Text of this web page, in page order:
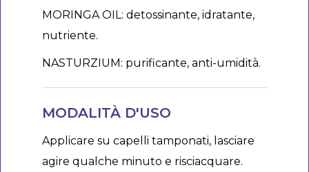
MORINGA OIL: detossinante, idratante,
nutriente.
NASTURZIUM: purificante, anti-umidità.
MODALITÀ D'USO
Applicare su capelli tamponati, lasciare
agire qualche minuto e risciacquare.